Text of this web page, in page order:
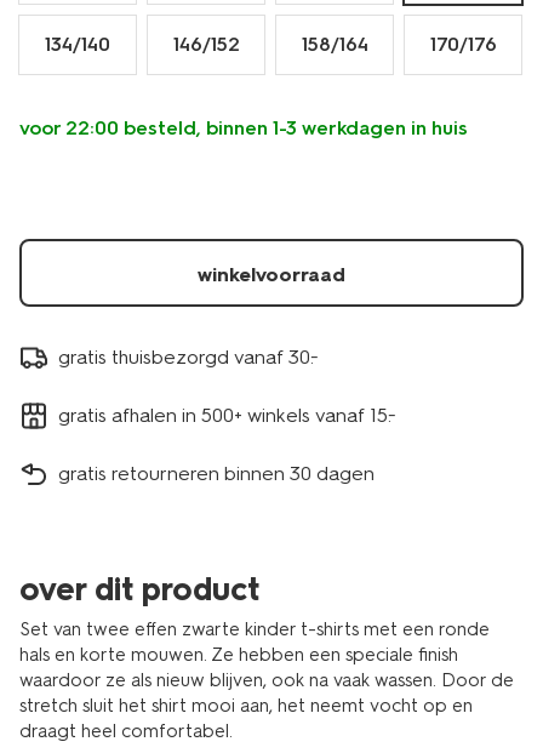
134/140 146/152 158/164 170/176
voor 22:00 besteld, binnen 1-3 werkdagen in huis
winkelvoorraad
gratis thuisbezorgd vanaf 30.-
gratis afhalen in 500+ winkels vanaf 15.-
gratis retourneren binnen 30 dagen
over dit product
Set van twee effen zwarte kinder t-shirts met een ronde
hals en korte mouwen. Ze hebben een speciale finish
waardoor ze als nieuw blijven, ook na vaak wassen. Door de
stretch sluit het shirt mooi aan, het neemt vocht op en
draagt heel comfortabel.